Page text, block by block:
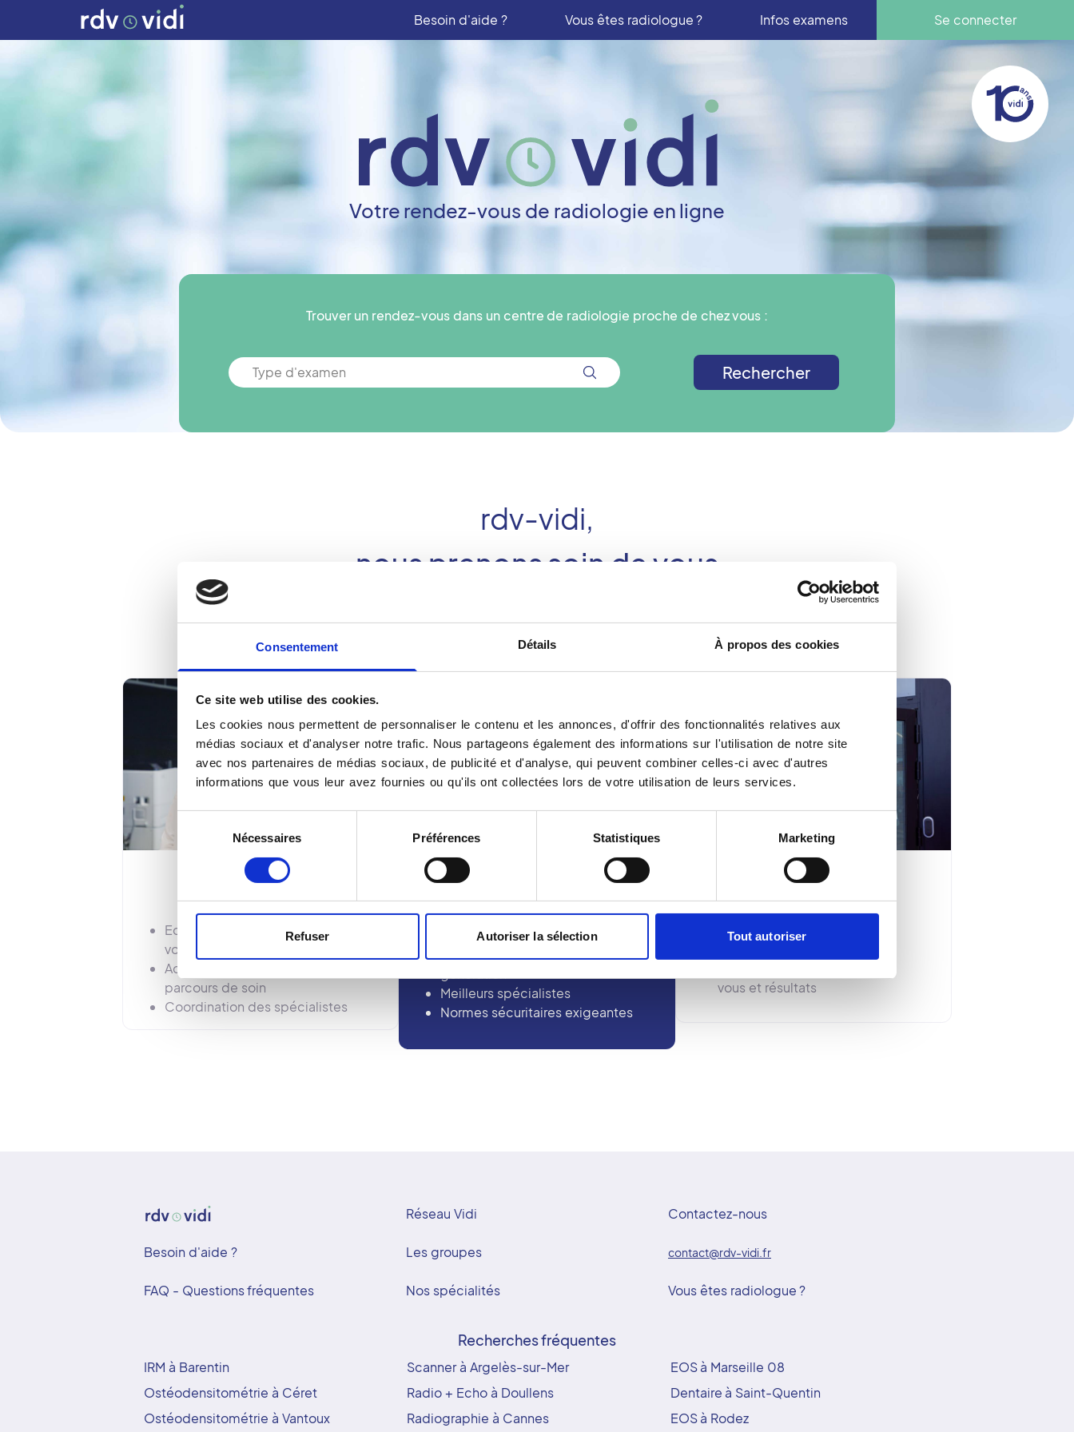
Consentement Détails À propos des cookies
Ce site web utilise des cookies.
Les cookies nous permettent de personnaliser le contenu et les annonces, d'offrir des fonctionnalités relatives aux
médias sociaux et d'analyser notre trafic. Nous partageons également des informations sur l'utilisation de notre site
avec nos partenaires de médias sociaux, de publicité et d'analyse, qui peuvent combiner celles-ci avec d'autres
informations que vous leur avez fournies ou qu'ils ont collectées lors de votre utilisation de leurs services.
consentement
Nécessaires Préférences Statistiques Marketing
Refuser Autoriser la sélection Tout autoriser
Besoin d'aide ? Vous êtes radiologue ? Infos examens Se connecter
Votre rendez-vous de radiologie en ligne
Trouver un rendez-vous dans un centre de radiologie proche de chez vous :
Type d'examen Rechercher
rdv-vidi,
nous prenons soin de vous
Equipes bienveillantes et à
votre écoute
Accompagnement dans votre
parcours de soin
Coordination des spécialistes
Diagnostics et soins
d’excellence
Equipements dernière
Meilleurs spécialistes
Normes sécuritaires exigeantes
Proximité géographique
vous et résultats
Besoin d'aide ?
FAQ - Questions fréquentes
Réseau Vidi
Les groupes
Nos spécialités
Contactez-nous
contact@rdv-vidi.fr
Vous êtes radiologue ?
Recherches fréquentes
IRM à Barentin Scanner à Argelès-sur-Mer
EOS à Marseille 08
Ostéodensitométrie à Céret
Radio + Echo à Doullens
Dentaire à Saint-Quentin
Ostéodensitométrie à Vantoux
Radiographie à Cannes EOS à Rodez